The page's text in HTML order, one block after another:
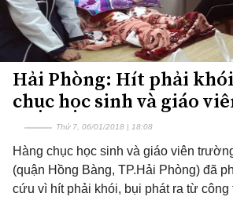
Hải Phòng: Hít phải
chục học sinh và giáo
Thứ 7, 06/01/2018 | 18:08
Hàng chục học sinh và giáo viên
(quận Hồng Bàng, TP.Hải Phòng) đã
cứu vì hít phải khói, bụi phát ra từ công